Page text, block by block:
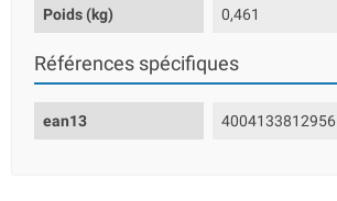
Poids (kg) 0,461
Références spécifiques
ean13 4004133812956